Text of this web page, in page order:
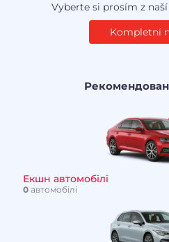
Vyberte si prosím z
Kompletní
Екшн автомобілі
0автомобілі